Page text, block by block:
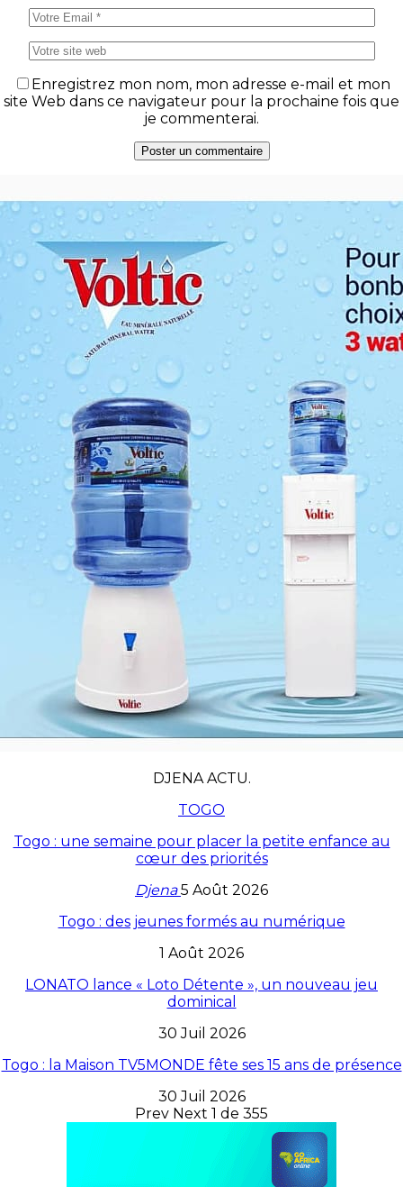
Enregistrez mon nom, mon adresse e-mail et mon
site Web dans ce navigateur pour la prochaine fois que
je commenterai.
DJENA ACTU.
TOGO
Togo : une semaine pour placer la petite enfance au
cœur des priorités
Djena5 Août 2026
Togo : des jeunes formés au numérique
1 Août 2026
LONATO lance « Loto Détente », un nouveau jeu
dominical
30 Juil 2026
Togo : la Maison TV5MONDE fête ses 15 ans de présence
30 Juil 2026
Prev Next 1 de 355